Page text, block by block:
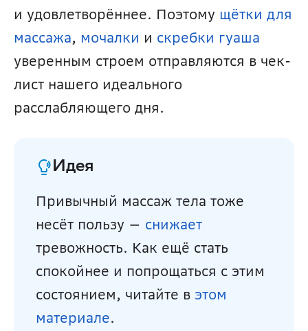
и удовлетворённее. Поэтому щётки для
массажа, мочалки и скребки гуаша
уверенным строем отправляются в чек-
лист нашего идеального
расслабляющего дня.
Идея
Привычный массаж тела тоже
несёт пользу — снижает
тревожность. Как ещё стать
спокойнее и попрощаться с этим
состоянием, читайте в этом
материале.